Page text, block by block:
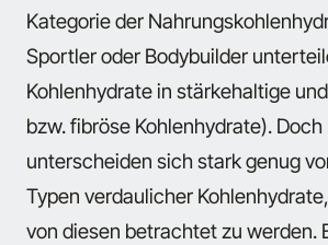
Kategorie der
Sportler oder Bodybuilder
Kohlenhydrate in stärkehaltige
bzw. fibröse Kohlenhydrate).
unterscheiden sich stark genug
Typen verdaulicher
von diesen betrachtet zu werden.